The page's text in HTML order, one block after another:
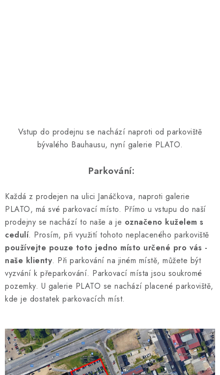
Vstup do prodejnu se nachází naproti od parkoviště
bývalého Bauhausu, nyní galerie PLATO.
Parkování:
Každá z prodejen na ulici Janáčkova, naproti galerie
PLATO, má své parkovací místo. Přímo u vstupu do naší
prodejny se nachází to naše a je označeno kuželem s
cedulí. Prosím, při využití tohoto neplaceného parkoviště
používejte pouze toto jedno místo určené pro vás -
naše klienty. Při parkování na jiném místě, můžete být
vyzvání k přeparkování. Parkovací místa jsou soukromé
pozemky. U galerie PLATO se nachází placené parkoviště,
kde je dostatek parkovacích míst.